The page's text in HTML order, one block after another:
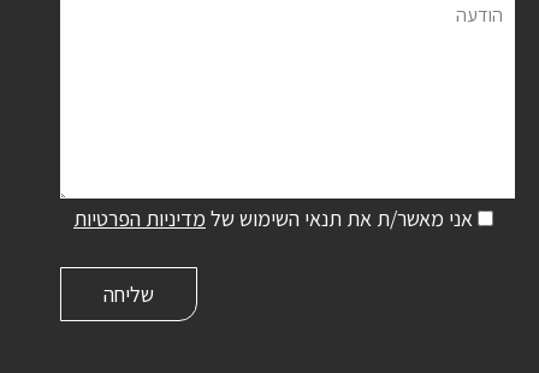
הודעה
אני מאשר/ת את תנאי השימוש של מדיניות הפרטיות